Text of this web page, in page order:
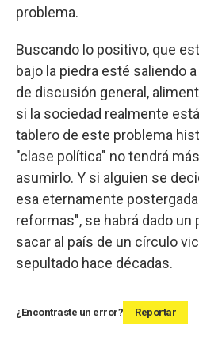
problema.
Buscando lo positivo, que
bajo la piedra esté saliendo
de discusión general,
si la sociedad realmente
tablero de este problema
"clase política" no tendrá
asumirlo. Y si alguien se
esa eternamente
reformas", se habrá dado un
sacar al país de un círculo
sepultado hace décadas.
¿Encontraste un error? Reportar